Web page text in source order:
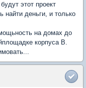
этот проект
найти деньги, и только
на домах до
корпуса В.